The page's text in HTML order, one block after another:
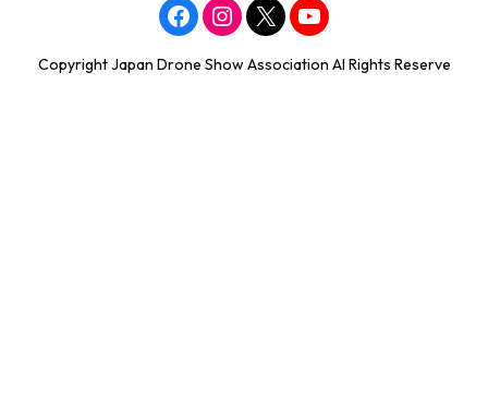
Copyright Japan Drone Show Association Al Rights Reserve